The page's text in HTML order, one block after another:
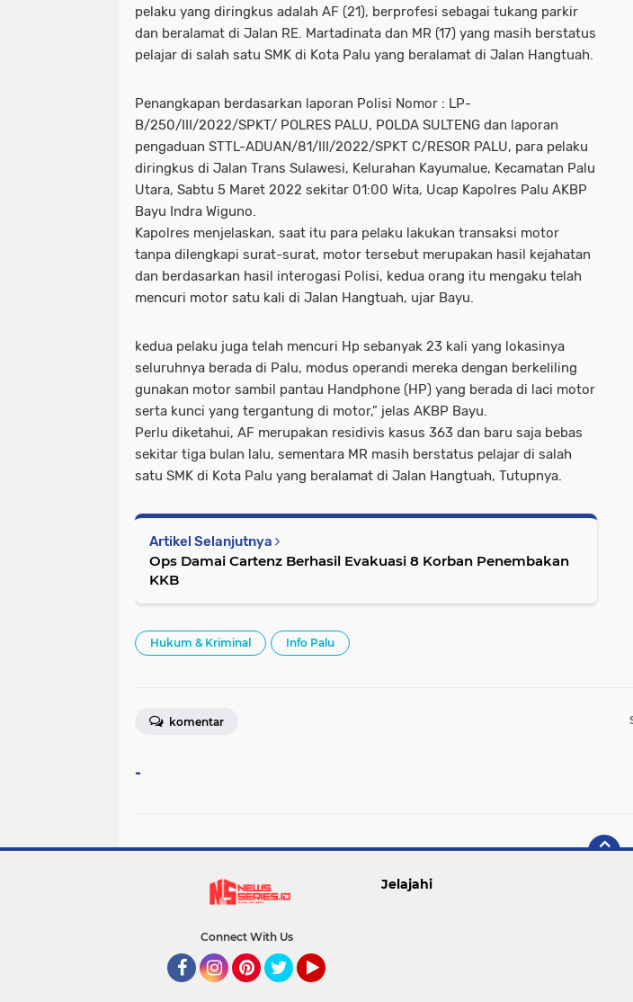
pelaku yang diringkus adalah AF (21), berprofesi sebagai tukang parkir
dan beralamat di Jalan RE. Martadinata dan MR (17) yang masih berstatus
pelajar di salah satu SMK di Kota Palu yang beralamat di Jalan Hangtuah.
Penangkapan berdasarkan laporan Polisi Nomor : LP-
B/250/III/2022/SPKT/ POLRES PALU, POLDA SULTENG dan laporan
pengaduan STTL-ADUAN/81/III/2022/SPKT C/RESOR PALU, para pelaku
diringkus di Jalan Trans Sulawesi, Kelurahan Kayumalue, Kecamatan Palu
Utara, Sabtu 5 Maret 2022 sekitar 01:00 Wita, Ucap Kapolres Palu AKBP
Bayu Indra Wiguno.
Kapolres menjelaskan, saat itu para pelaku lakukan transaksi motor
tanpa dilengkapi surat-surat, motor tersebut merupakan hasil kejahatan
dan berdasarkan hasil interogasi Polisi, kedua orang itu mengaku telah
mencuri motor satu kali di Jalan Hangtuah, ujar Bayu.
kedua pelaku juga telah mencuri Hp sebanyak 23 kali yang lokasinya
seluruhnya berada di Palu, modus operandi mereka dengan berkeliling
gunakan motor sambil pantau Handphone (HP) yang berada di laci motor
serta kunci yang tergantung di motor,” jelas AKBP Bayu.
Perlu diketahui, AF merupakan residivis kasus 363 dan baru saja bebas
sekitar tiga bulan lalu, sementara MR masih berstatus pelajar di salah
satu SMK di Kota Palu yang beralamat di Jalan Hangtuah, Tutupnya.
Artikel Selanjutnya
Ops Damai Cartenz Berhasil Evakuasi 8 Korban Penembakan
KKB
Hukum & Kriminal Info Palu
komentar
-
Connect With Us
Jelajahi